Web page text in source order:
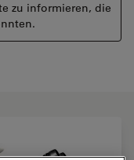
zu informieren, die